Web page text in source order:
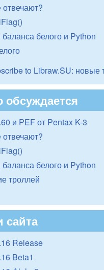
белого и Python
обсуждается
и PEF от Pentax K-3
белого и Python
троллей
сайта
Release
Beta1